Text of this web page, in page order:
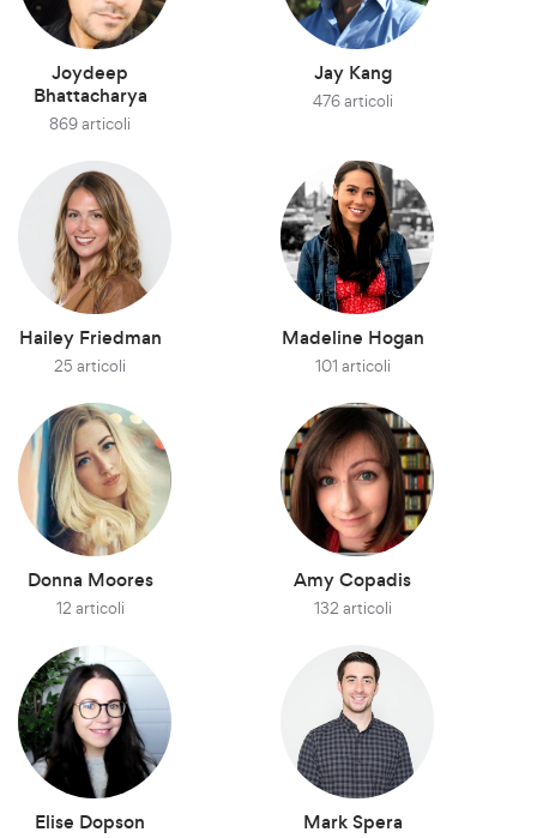
Joydeep
Bhattacharya
869 articoli
Jay Kang
476 articoli
Hailey Friedman
25 articoli
Madeline Hogan
101 articoli
Donna Moores
12 articoli
Amy Copadis
132 articoli
Elise Dopson Mark Spera